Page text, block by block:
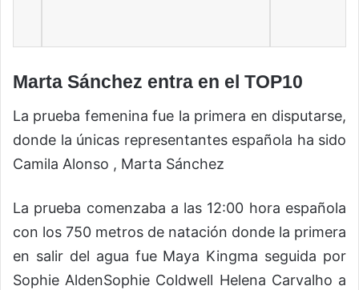
Marta Sánchez entra en el TOP10
La prueba femenina fue la primera en disputarse,
donde la únicas representantes española ha sido
Camila Alonso , Marta Sánchez
La prueba comenzaba a las 12:00 hora española
con los 750 metros de natación donde la primera
en salir del agua fue Maya Kingma seguida por
Sophie AldenSophie Coldwell Helena Carvalho a